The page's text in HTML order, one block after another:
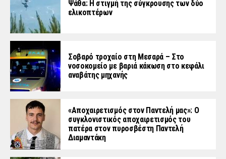
Ψάθα: Η στιγμή της σύγκρουσης των δύο
ελικοπτέρων
Σοβαρό τροχαίο στη Μεσαρά – Στο
νοσοκομείο με βαριά κάκωση στο κεφάλι
αναβάτης μηχανής
«Aποχαιρετισμός στον Παντελή μας»: Ο
συγκλονιστικός αποχαιρετισμός του
πατέρα στον πυροσβέστη Παντελή
Διαμαντάκη